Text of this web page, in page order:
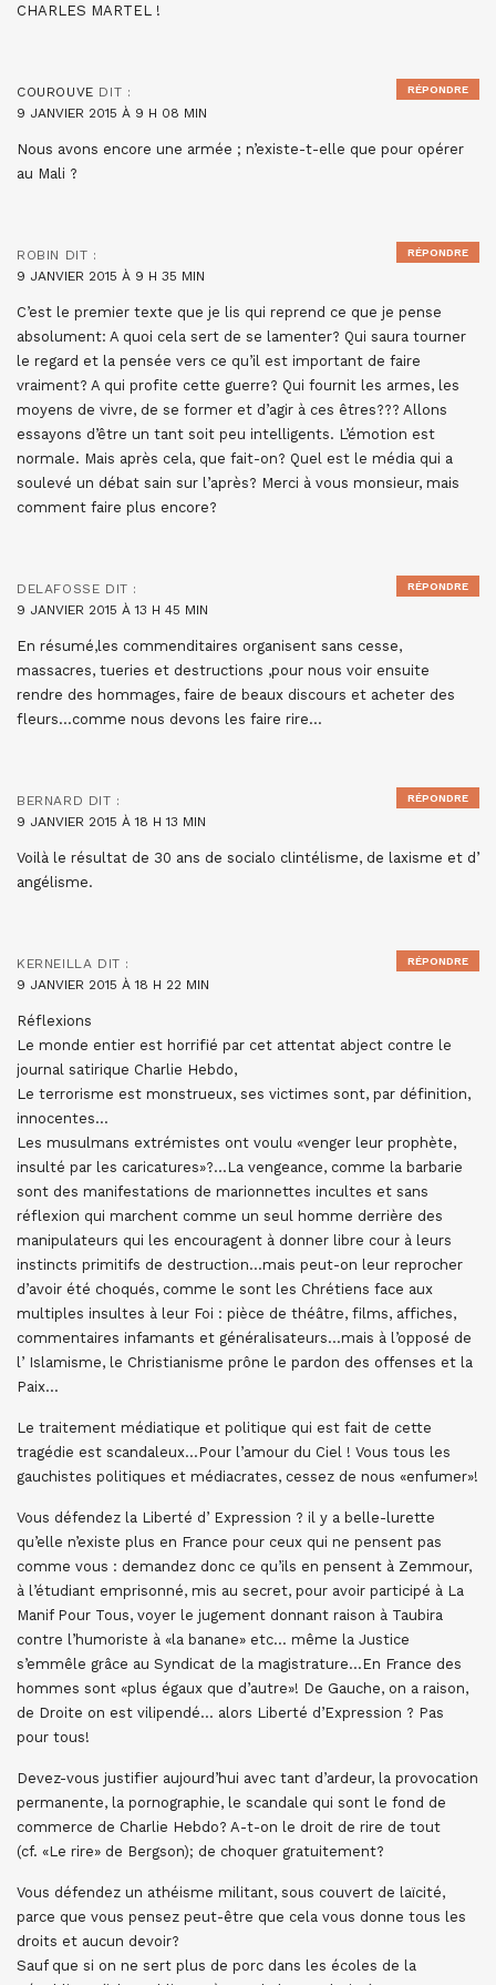
CHARLES MARTEL !
COUROUVE DIT :
9 JANVIER 2015 À 9 H 08 MIN
Nous avons encore une armée ; n’existe-t-elle que pour opérer
au Mali ?
RÉPONDRE
ROBIN DIT :
9 JANVIER 2015 À 9 H 35 MIN
C’est le premier texte que je lis qui reprend ce que je pense
absolument: A quoi cela sert de se lamenter? Qui saura tourner
le regard et la pensée vers ce qu’il est important de faire
vraiment? A qui profite cette guerre? Qui fournit les armes, les
moyens de vivre, de se former et d’agir à ces êtres??? Allons
essayons d’être un tant soit peu intelligents. L’émotion est
normale. Mais après cela, que fait-on? Quel est le média qui a
soulevé un débat sain sur l’après? Merci à vous monsieur, mais
comment faire plus encore?
RÉPONDRE
DELAFOSSE DIT :
9 JANVIER 2015 À 13 H 45 MIN
En résumé,les commenditaires organisent sans cesse,
massacres, tueries et destructions ,pour nous voir ensuite
rendre des hommages, faire de beaux discours et acheter des
fleurs…comme nous devons les faire rire…
RÉPONDRE
BERNARD DIT :
9 JANVIER 2015 À 18 H 13 MIN
Voilà le résultat de 30 ans de socialo clintélisme, de laxisme et d’
angélisme.
RÉPONDRE
KERNEILLA DIT :
9 JANVIER 2015 À 18 H 22 MIN
Réflexions
Le monde entier est horrifié par cet attentat abject contre le
journal satirique Charlie Hebdo,
Le terrorisme est monstrueux, ses victimes sont, par définition,
innocentes…
Les musulmans extrémistes ont voulu «venger leur prophète,
insulté par les caricatures»?…La vengeance, comme la barbarie
sont des manifestations de marionnettes incultes et sans
réflexion qui marchent comme un seul homme derrière des
manipulateurs qui les encouragent à donner libre cour à leurs
instincts primitifs de destruction…mais peut-on leur reprocher
d’avoir été choqués, comme le sont les Chrétiens face aux
multiples insultes à leur Foi : pièce de théâtre, films, affiches,
commentaires infamants et généralisateurs…mais à l’opposé de
l’ Islamisme, le Christianisme prône le pardon des offenses et la
Paix…
Le traitement médiatique et politique qui est fait de cette
tragédie est scandaleux…Pour l’amour du Ciel ! Vous tous les
gauchistes politiques et médiacrates, cessez de nous «enfumer»!
Vous défendez la Liberté d’ Expression ? il y a belle-lurette
qu’elle n’existe plus en France pour ceux qui ne pensent pas
comme vous : demandez donc ce qu’ils en pensent à Zemmour,
à l’étudiant emprisonné, mis au secret, pour avoir participé à La
Manif Pour Tous, voyer le jugement donnant raison à Taubira
contre l’humoriste à «la banane» etc… même la Justice
s’emmêle grâce au Syndicat de la magistrature…En France des
hommes sont «plus égaux que d’autre»! De Gauche, on a raison,
de Droite on est vilipendé… alors Liberté d’Expression ? Pas
pour tous!
Devez-vous justifier aujourd’hui avec tant d’ardeur, la provocation
permanente, la pornographie, le scandale qui sont le fond de
commerce de Charlie Hebdo? A-t-on le droit de rire de tout
(cf. «Le rire» de Bergson); de choquer gratuitement?
Vous défendez un athéisme militant, sous couvert de laïcité,
parce que vous pensez peut-être que cela vous donne tous les
droits et aucun devoir?
Sauf que si on ne sert plus de porc dans les écoles de la
RÉPONDRE